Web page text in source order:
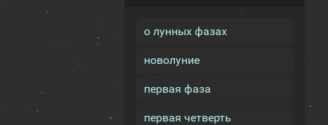
о лунных фазах
новолуние
первая фаза
первая четверть